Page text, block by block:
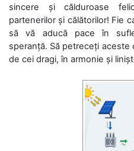
sincere și călduroase
partenerilor și călătorilor! Fie
să vă aducă pace în
speranță. Să petreceți aceste
de cei dragi, în armonie și